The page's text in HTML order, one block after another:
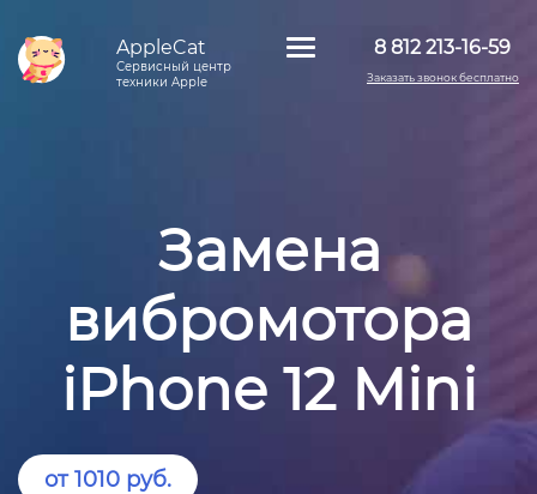
AppleCat
Сервисный центр
техники Apple
8 812 213-16-59
Заказать звонок бесплатно
Замена
вибромотора
iPhone 12 Mini
от 1010 руб.